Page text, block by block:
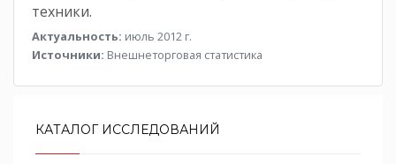
техники.
Актуальность: июль 2012 г.
Источники: Внешнеторговая статистика
КАТАЛОГ ИССЛЕДОВАНИЙ